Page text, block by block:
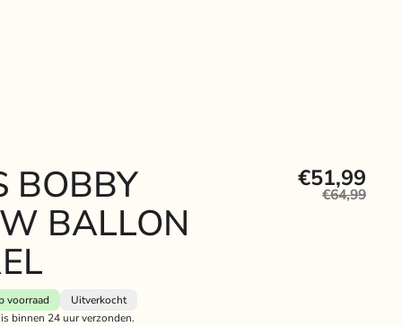
BOBBY
BALLON
€51,99
€64,99
voorraad
Uitverkocht
binnen 24 uur verzonden.